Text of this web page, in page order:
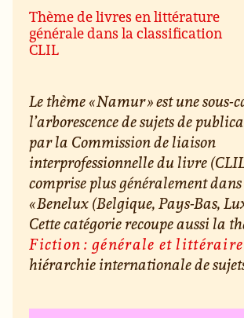
Thème de livres en littérature
générale dans la classification
CLIL
Le thème « Namur » est une sous-
l’arborescence de sujets de
par la Commission de liaison
interprofessionnelle du livre
comprise plus généralement
« Benelux (Belgique, Pays-Bas,
Cette catégorie recoupe aussi la
Fiction : générale et littéraire
hiérarchie internationale de